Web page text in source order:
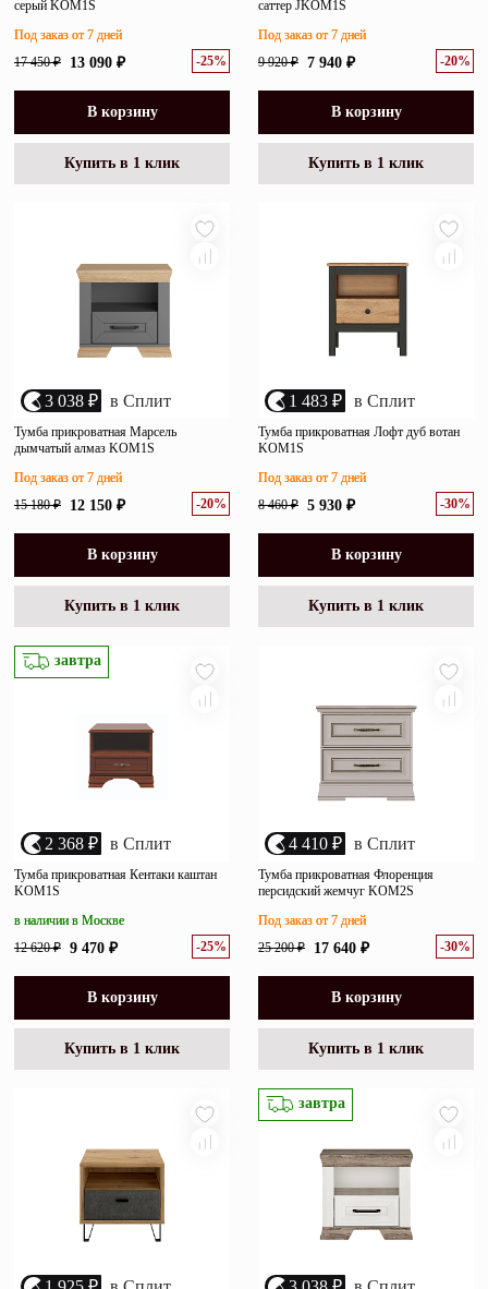
серый KOM1S
17 450 ₽ 13 090 ₽ -25%
Под заказ от 7 дней
В корзину
Купить в 1 клик
саттер JKOM1S
9 920 ₽ 7 940 ₽ -20%
Под заказ от 7 дней
В корзину
Купить в 1 клик
3 038 ₽ в Сплит
Тумба прикроватная Марсель
дымчатый алмаз KOM1S
15 180 ₽ 12 150 ₽ -20%
Под заказ от 7 дней
В корзину
Купить в 1 клик
1 483 ₽ в Сплит
Тумба прикроватная Лофт дуб вотан
KOM1S
8 460 ₽ 5 930 ₽ -30%
Под заказ от 7 дней
В корзину
Купить в 1 клик
завтра
2 368 ₽ в Сплит
Тумба прикроватная Кентаки каштан
KOM1S
12 620 ₽ 9 470 ₽ -25%
в наличии в Москве
В корзину
Купить в 1 клик
4 410 ₽ в Сплит
Тумба прикроватная Флоренция
персидский жемчуг KOM2S
25 200 ₽ 17 640 ₽ -30%
Под заказ от 7 дней
В корзину
Купить в 1 клик
завтра